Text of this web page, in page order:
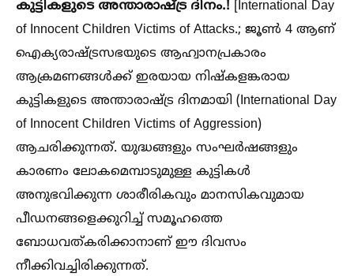
കുട്ടികളുടെ അന്താരാഷ്ട്ര ദിനം.! [International Day
of Innocent Children Victims of Attacks.; ജൂണ്‍ 4 ആണ്
ഐക്യരാഷ്ട്രസഭയുടെ ആഹ്വാനപ്രകാരം
ആക്രമണങ്ങള്‍ക്ക് ഇരയായ നിഷ്കളങ്കരായ
കുട്ടികളുടെ അന്താരാഷ്ട്ര ദിനമായി (International Day
of Innocent Children Victims of Aggression)
ആചരിക്കുന്നത്. യുദ്ധങ്ങളും സംഘർഷങ്ങളും
കാരണം ലോകമെമ്പാടുമുള്ള കുട്ടികള്‍
അനുഭവിക്കുന്ന ശാരീരികവും മാനസികവുമായ
പീഡനങ്ങളെക്കുറിച്ച്‌ സമൂഹത്തെ
ബോധവത്കരിക്കാനാണ് ഈ ദിവസം
നീക്കിവച്ചിരിക്കുന്നത്.